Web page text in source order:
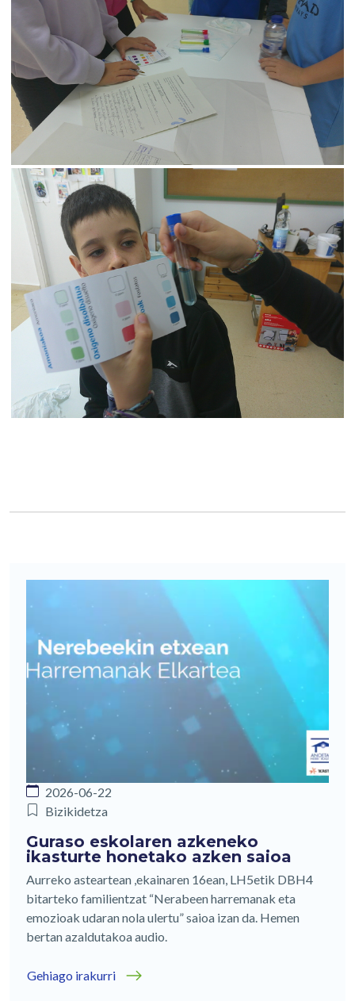
2026-06-22
Bizikidetza
Guraso eskolaren azkeneko
ikasturte honetako azken saioa
Aurreko asteartean ,ekainaren 16ean, LH5etik DBH4
bitarteko familientzat “Nerabeen harremanak eta
emozioak udaran nola ulertu” saioa izan da. Hemen
bertan azaldutakoa audio.
Gehiago irakurri